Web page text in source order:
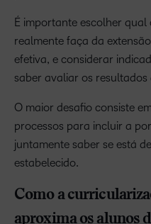
É importante escolher qual
realmente faça da
efetiva, e considerar
saber avaliar os
O maior desafio consiste
processos para incluir a
juntamente saber se está
estabelecido.
Como a
aproxima os alunos